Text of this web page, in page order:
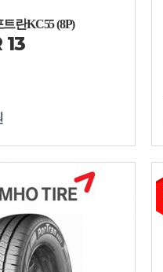
란KC55 (8P)
13